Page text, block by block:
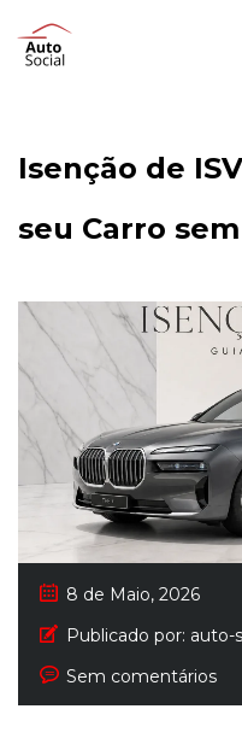
Isenção de
seu Carro
8 de Maio, 2026
Publicado por: auto-
Sem comentários